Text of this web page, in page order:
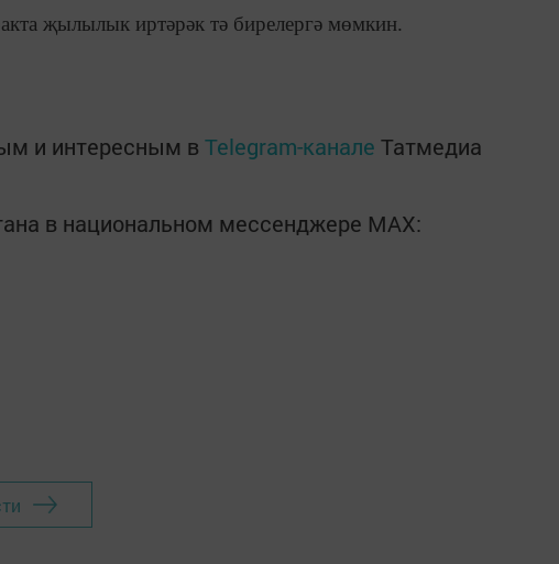
җылылык иртәрәк тә бирелергә мөмкин.
и интересным в Telegram-канале Татмедиа
в национальном мессенджере MАХ: